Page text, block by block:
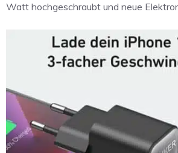
Watt hochgeschraubt und neue